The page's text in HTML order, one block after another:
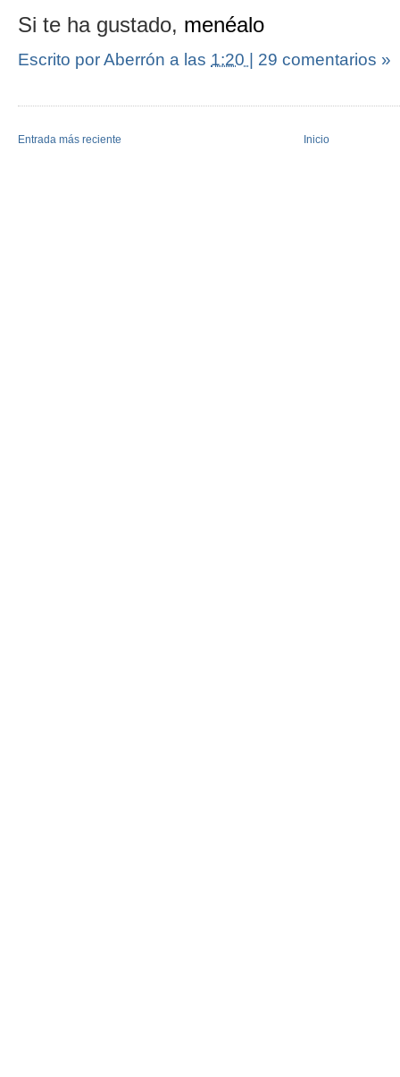
Si te ha gustado, menéalo
Escrito por Aberrón a las 1:20 | 29 comentarios »
Entrada más reciente Inicio